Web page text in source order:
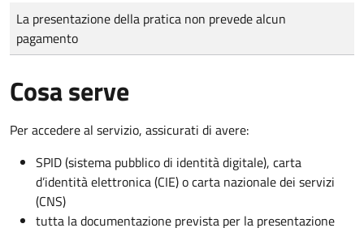
Tipo di pagamento
Importo
La presentazione della pratica non prevede alcun
pagamento
Cosa serve
Per accedere al servizio, assicurati di avere:
SPID (sistema pubblico di identità digitale), carta
d’identità elettronica (CIE) o carta nazionale dei servizi
(CNS)
tutta la documentazione prevista per la presentazione